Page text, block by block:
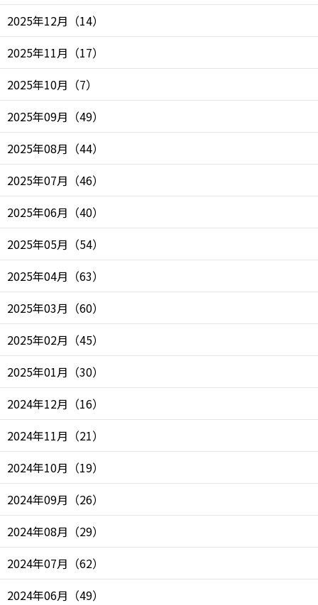
2025年12月 （14）
2025年11月 （17）
2025年10月 （7）
2025年09月 （49）
2025年08月 （44）
2025年07月 （46）
2025年06月 （40）
2025年05月 （54）
2025年04月 （63）
2025年03月 （60）
2025年02月 （45）
2025年01月 （30）
2024年12月 （16）
2024年11月 （21）
2024年10月 （19）
2024年09月 （26）
2024年08月 （29）
2024年07月 （62）
2024年06月 （49）